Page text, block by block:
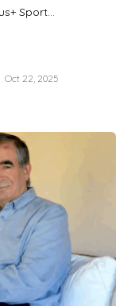
Sport…
Oct 22, 2025